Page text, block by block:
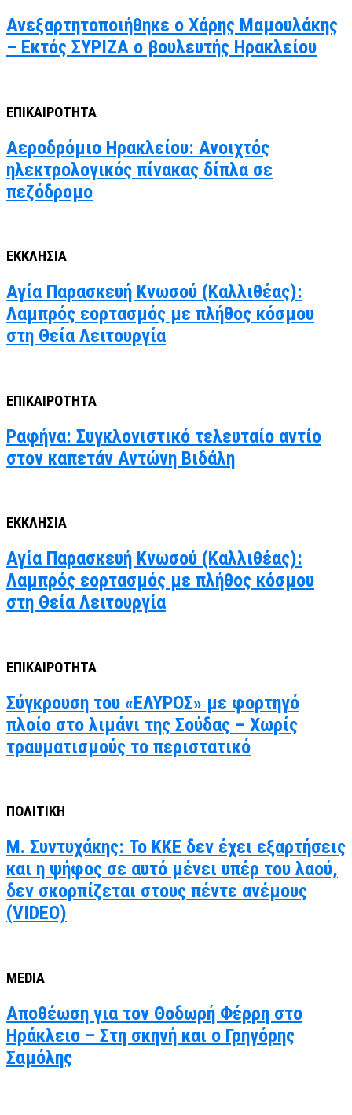
Ανεξαρτητοποιήθηκε ο Χάρης Μαμουλάκης
– Εκτός ΣΥΡΙΖΑ ο βουλευτής Ηρακλείου
ΕΠΙΚΑΙΡΟΤΗΤΑ
Αεροδρόμιο Ηρακλείου: Ανοιχτός
ηλεκτρολογικός πίνακας δίπλα σε
πεζόδρομο
ΕΚΚΛΗΣΙΑ
Αγία Παρασκευή Κνωσού (Καλλιθέας):
Λαμπρός εορτασμός με πλήθος κόσμου
στη Θεία Λειτουργία
ΕΠΙΚΑΙΡΟΤΗΤΑ
Ραφήνα: Συγκλονιστικό τελευταίο αντίο
στον καπετάν Αντώνη Βιδάλη
ΕΚΚΛΗΣΙΑ
Αγία Παρασκευή Κνωσού (Καλλιθέας):
Λαμπρός εορτασμός με πλήθος κόσμου
στη Θεία Λειτουργία
ΕΠΙΚΑΙΡΟΤΗΤΑ
Σύγκρουση του «ΕΛΥΡΟΣ» με φορτηγό
πλοίο στο λιμάνι της Σούδας – Χωρίς
τραυματισμούς το περιστατικό
ΠΟΛΙΤΙΚΗ
Μ. Συντυχάκης: Το ΚΚΕ δεν έχει εξαρτήσεις
και η ψήφος σε αυτό μένει υπέρ του λαού,
δεν σκορπίζεται στους πέντε ανέμους
(VIDEO)
MEDIA
Αποθέωση για τον Θοδωρή Φέρρη στο
Ηράκλειο – Στη σκηνή και ο Γρηγόρης
Σαμόλης